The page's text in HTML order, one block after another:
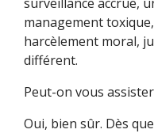
management
harcèlement moral,
différent.
Peut-on vous
Oui, bien sûr. Dès